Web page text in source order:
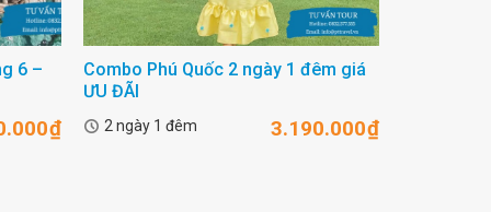
6 –
₫
Combo Phú Quốc 2 ngày 1 đêm giá
ƯU ĐÃI
3.190.000₫
2 ngày 1 đêm